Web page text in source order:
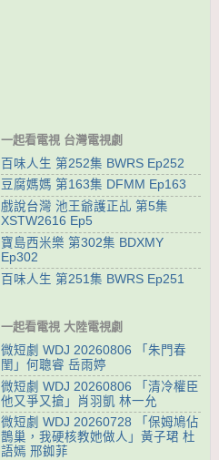
一起看電視 台灣電視劇
百味人生 第252集 BWRS Ep252
豆腐媽媽 第163集 DFMM Ep163
戲說台灣 池王爺護正乩 第5集
XSTW2616 Ep5
寶島西米樂 第302集 BDXMY
Ep302
百味人生 第251集 BWRS Ep251
一起看電視 大陸電視劇
微短劇 WDJ 20260806 「朱門春
閨」何聰睿 岳雨婷
微短劇 WDJ 20260806 「清冷權臣
他又爭又搶」肖羽凱 林一允
微短劇 WDJ 20260728 「保姆鳩佔
鵲巢，我硬核教她做人」黃子珺 杜
語嫣 邢銣菲